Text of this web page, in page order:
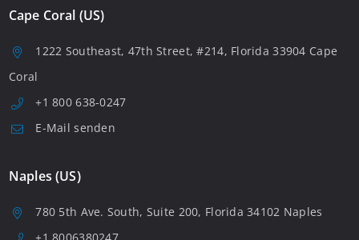
Cape Coral (US)
1222 Southeast, 47th Street, #214, Florida 33904 Cape
Coral
+1 800 638-0247
E-Mail senden
Naples (US)
780 5th Ave. South, Suite 200, Florida 34102 Naples
+1 8006380247